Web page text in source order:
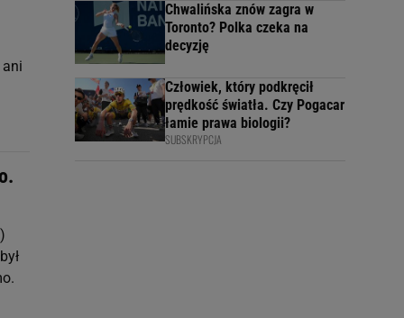
Chwalińska znów zagra w
Toronto? Polka czeka na
decyzję
Człowiek, który podkręcił
prędkość światła. Czy Pogacar
łamie prawa biologii?
SUBSKRYPCJA